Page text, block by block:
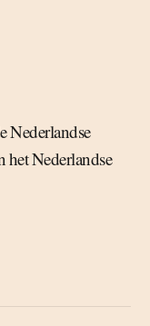
Nederlandse
het Nederlandse